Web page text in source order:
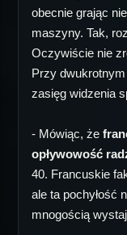
obecnie grając
maszyny. Tak,
Oczywiście nie
Przy
zasięg widzenia
- Mówiąc, że
opływowość
40. Francuskie
ale ta pochyłość
mnogością